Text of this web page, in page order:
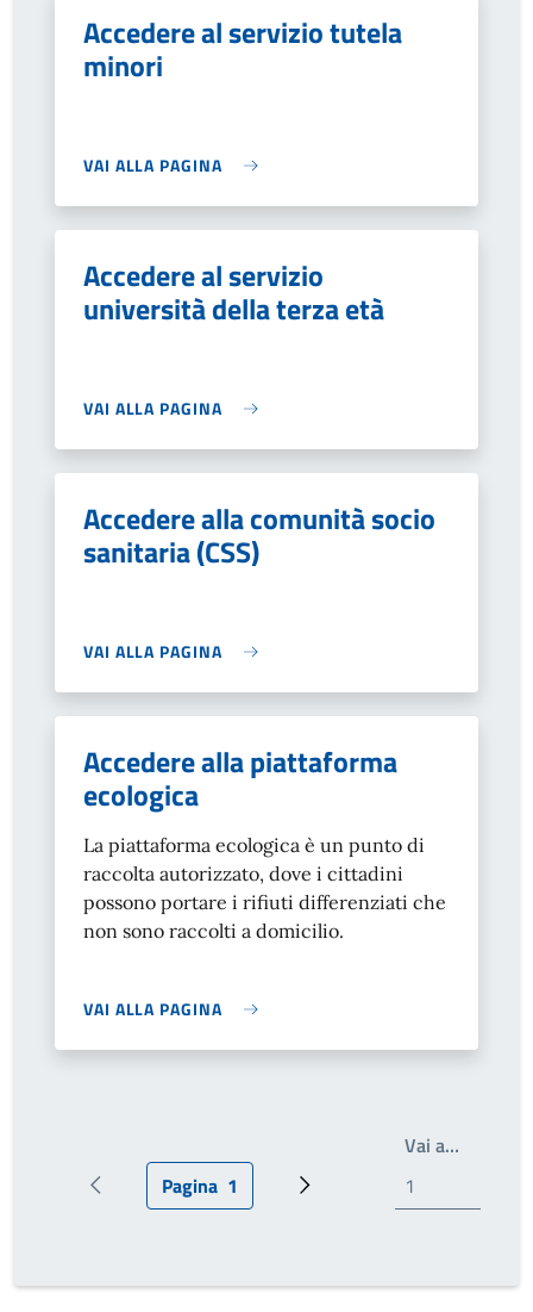
Accedere al servizio tutela
minori
VAI ALLA PAGINA
Accedere al servizio
università della terza età
VAI ALLA PAGINA
Accedere alla comunità socio
sanitaria (CSS)
VAI ALLA PAGINA
Accedere alla piattaforma
ecologica
La piattaforma ecologica è un punto di
raccolta autorizzato, dove i cittadini
possono portare i rifiuti differenziati che
non sono raccolti a domicilio.
VAI ALLA PAGINA
Pagina precedentePagina attuale
Pagina 1 Prossima pagina
Vai a…